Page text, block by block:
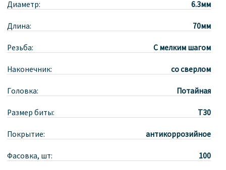
Диаметр: 6.3мм
Длина: 70мм
Резьба: С мелким шагом
Наконечник: со сверлом
Головка: Потайная
Размер биты: T30
Покрытие: антикоррозийное
Фасовка, шт: 100